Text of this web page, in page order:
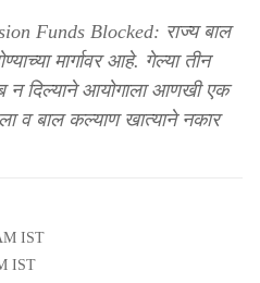
Funds Blocked: राज्य बाल
मार्गावर आहे. गेल्या तीन
न दिल्याने आयोगाला आणखी एक
व बाल कल्याण खात्याने नकार
IST
IST